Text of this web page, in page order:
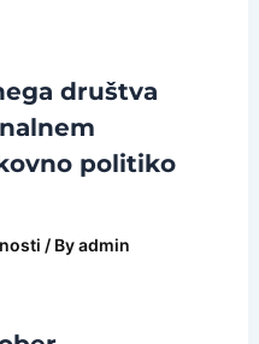
društva
politiko
/ Byadmin